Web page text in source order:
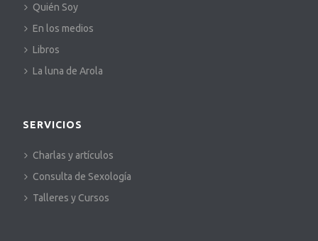
Quién Soy
En los medios
Libros
La luna de Arola
SERVICIOS
Charlas y artículos
Consulta de Sexología
Talleres y Cursos